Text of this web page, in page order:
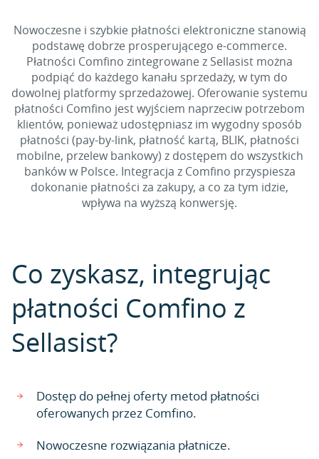
Nowoczesne i szybkie płatności elektroniczne stanowią
podstawę dobrze prosperującego e-commerce.
Płatności Comfino zintegrowane z Sellasist można
podpiąć do każdego kanału sprzedaży, w tym do
dowolnej platformy sprzedażowej. Oferowanie systemu
płatności Comfino jest wyjściem naprzeciw potrzebom
klientów, ponieważ udostępniasz im wygodny sposób
płatności (pay-by-link, płatność kartą, BLIK, płatności
mobilne, przelew bankowy) z dostępem do wszystkich
banków w Polsce. Integracja z Comfino przyspiesza
dokonanie płatności za zakupy, a co za tym idzie,
wpływa na wyższą konwersję.
Co zyskasz, integrując
płatności Comfino z
Sellasist?
Dostęp do pełnej oferty metod płatności
oferowanych przez Comfino.
Nowoczesne rozwiązania płatnicze.